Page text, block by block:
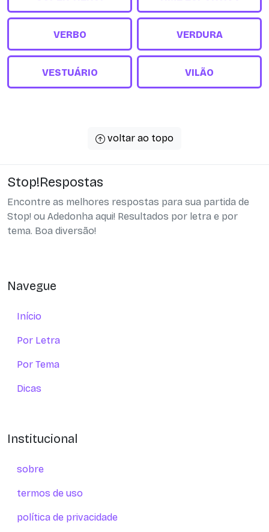
VERBO VERDURA
VESTUÁRIO VILÃO
voltar ao topo
Stop!Respostas
Encontre as melhores respostas para sua partida de
Stop! ou Adedonha aqui! Resultados por letra e por
tema. Boa diversão!
Navegue
Início
Por Letra
Por Tema
Dicas
Institucional
sobre
termos de uso
política de privacidade